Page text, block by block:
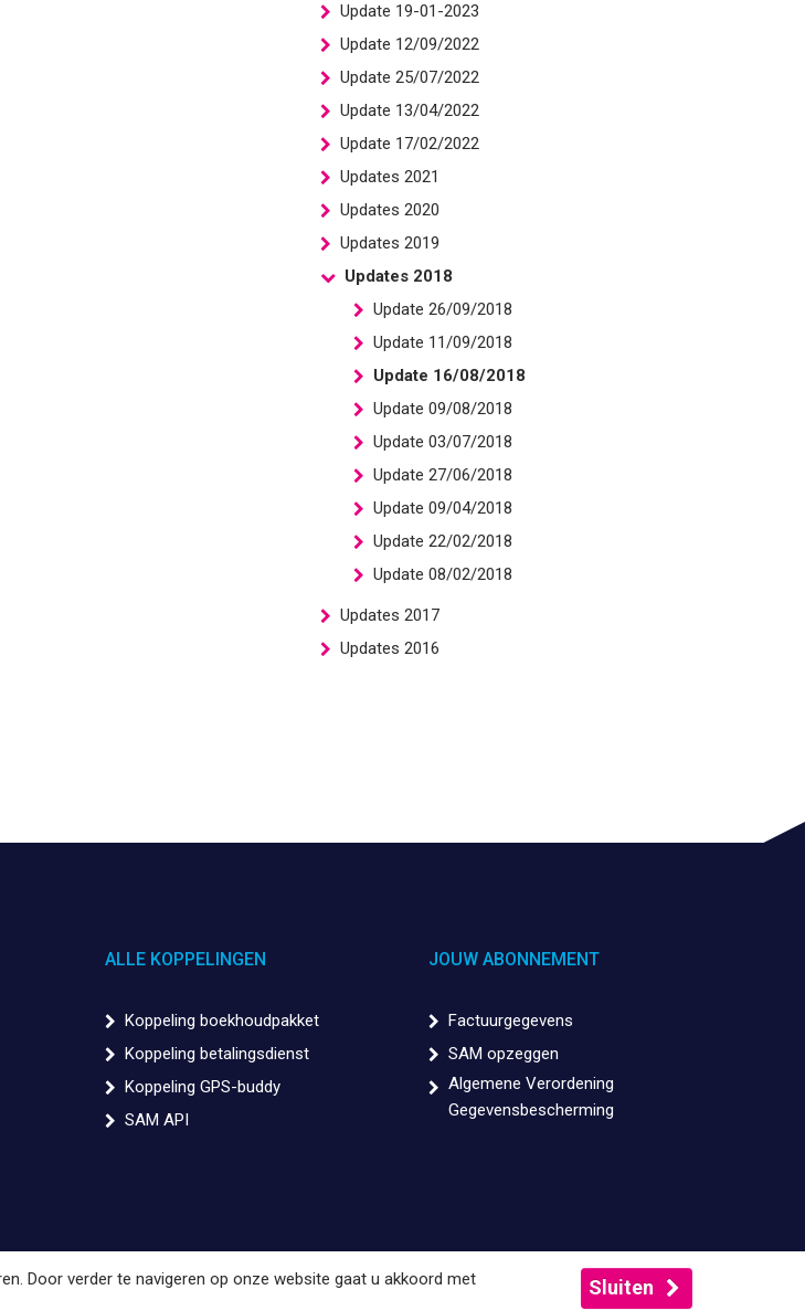
Update 19-01-2023
Update 12/09/2022
Update 25/07/2022
Update 13/04/2022
Update 17/02/2022
Updates 2021
Updates 2020
Updates 2019
Updates 2018
Update 26/09/2018
Update 11/09/2018
Update 16/08/2018
Update 09/08/2018
Update 03/07/2018
Update 27/06/2018
Update 09/04/2018
Update 22/02/2018
Update 08/02/2018
Updates 2017
Updates 2016
ALLE KOPPELINGEN
Koppeling boekhoudpakket
Koppeling betalingsdienst
Koppeling GPS-buddy
SAM API
JOUW ABONNEMENT
Factuurgegevens
SAM opzeggen
Algemene Verordening
Gegevensbescherming
Door verder te navigeren op onze website gaat u akkoord met
Sluiten